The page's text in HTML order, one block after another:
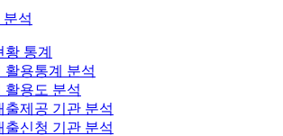
분석
황 통계
활용통계 분석
활용도 분석
출제공 기관 분석
출신청 기관 분석